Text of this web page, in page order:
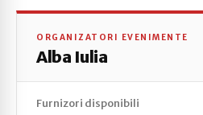
ORGANIZATORI EVENIMENTE
Alba Iulia
Furnizori disponibili